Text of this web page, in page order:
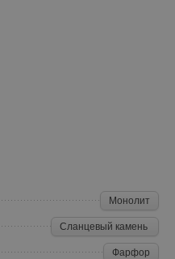
Монолит
Сланцевый камень
Фарфор